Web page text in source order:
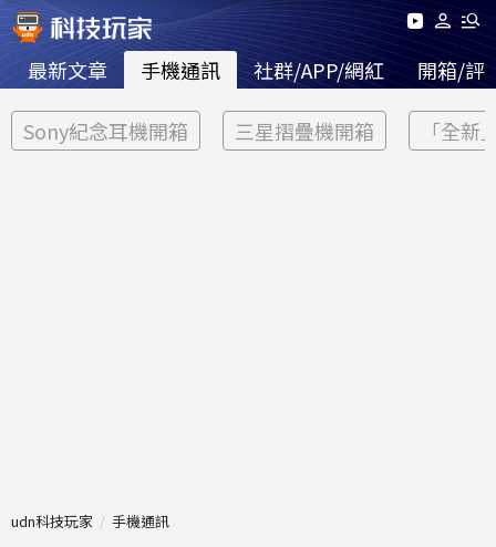
最新文章 手機通訊 社群/APP/網紅 開箱/評
Sony紀念耳機開箱 三星摺疊機開箱 「全新
udn科技玩家 手機通訊